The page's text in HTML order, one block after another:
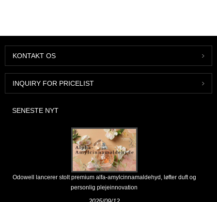
KONTAKT OS
INQUIRY FOR PRICELIST
SENESTE NYT
Odowell lancerer stolt premium alfa-amylcinnamaldehyd, løfter duft og
personlig plejeinnovation